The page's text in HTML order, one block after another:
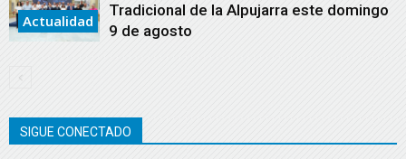
Actualidad
Tradicional de la Alpujarra este domingo
9 de agosto
SIGUE CONECTADO